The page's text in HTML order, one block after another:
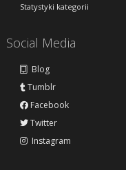
Statystyki kategorii
Social Media
Blog
Tumblr
Facebook
Twitter
Instagram